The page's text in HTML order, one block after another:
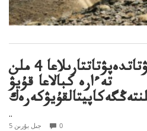
ءماجىلىس دەپۋتاتدەپۋتاتتارىلاعا 4 ملن
تەءارە كبالاعا قۇيۋ
..
5 جىل بۇرىن 0